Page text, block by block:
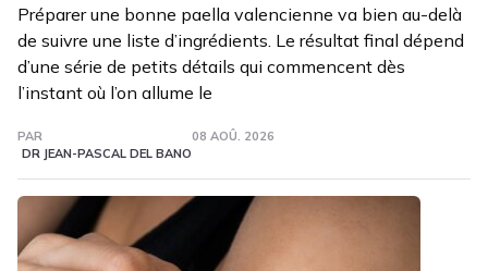
Préparer une bonne paella valencienne va bien au-delà
de suivre une liste d’ingrédients. Le résultat final dépend
d’une série de petits détails qui commencent dès
l’instant où l’on allume le
PAR
DR JEAN-PASCAL DEL BANO
08 AOÛ. 2026